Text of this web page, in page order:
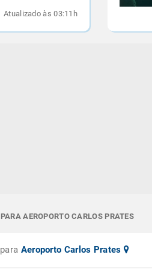
Atualizado às 03:11h
AEROPORTO CARLOS PRATES
Aeroporto Carlos Prates